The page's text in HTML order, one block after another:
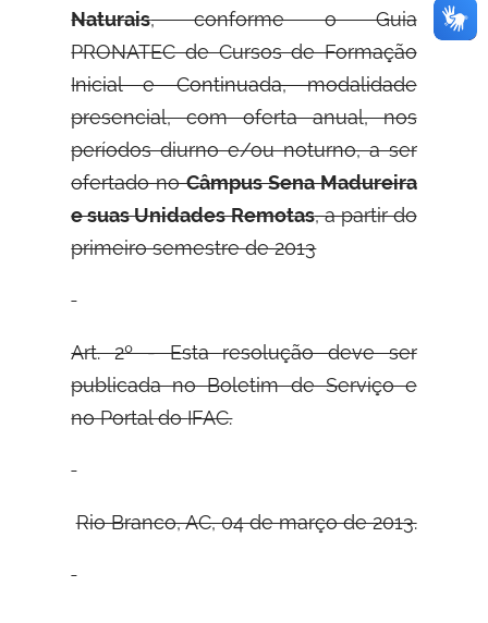
Naturais, conforme o Guia
PRONATEC de Cursos de Formação
Inicial e Continuada, modalidade
presencial, com oferta anual, nos
períodos diurno e/ou noturno, a ser
ofertado noCâmpus Sena Madureira
e suas Unidades Remotas, a partir do
primeiro semestre de 2013
Art. 2º - Esta resolução deve ser
publicada no Boletim de Serviço e
no Portal doIFAC.
Rio Branco, AC, 04 de março de 2013.